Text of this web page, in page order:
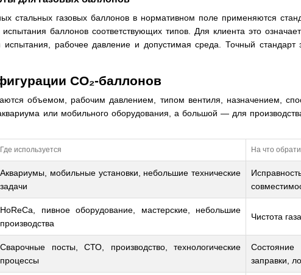
стальных газовых баллонов в нормативном поле применяются
испытания баллонов соответствующих типов. Для клиента это
испытания, рабочее давление и допустимая среда. Точный стандарт
CO₂-баллонов
объемом, рабочим давлением, типом вентиля, назначением,
или мобильного оборудования, а большой — для
Где используется На что
Аквариумы, мобильные установки, небольшие технические
задачи
HoReCa, пивное оборудование, мастерские, небольшие
производства
Чистота
Сварочные посты, СТО, производство, технологические
процессы
заправки,